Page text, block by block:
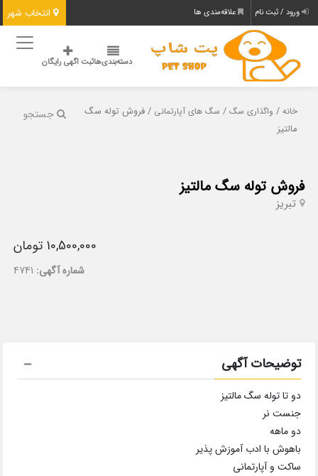
انتخاب شهر ورود / ثبت نام علاقه‌مندی ها
دسته‌بندی‌هاثبت اگهی رایگان
جستجو خانه / واگذاری سگ / سگ های آپارتمانی / فروش توله سگ
مالتیز
فروش توله سگ مالتیز
تبریز
10,500,000 تومان
شماره آگهی: 4741
توضیحات آگهی
دو تا توله سگ مالتیز
جنست نر
دو ماهه
باهوش با ادب آموزش پذیر
ساکت و آپارتمانی